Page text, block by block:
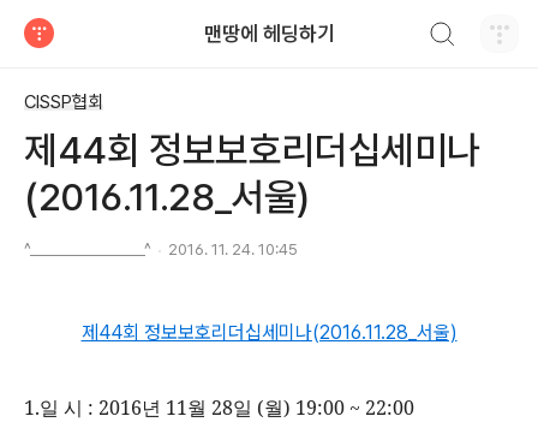
맨땅에 헤딩하기
CISSP협회
제44회 정보보호리더십세미나
(2016.11.28_서울)
^________________^ 2016. 11. 24. 10:45
제44회 정보보호리더십세미나(2016.11.28_서울)
1.일 시 : 2016년 11월 28일 (월) 19:00 ~ 22:00